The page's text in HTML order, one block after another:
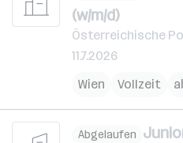
(w/m/d)
Österreichische
11.7.2026
Wien
Vollzeit
Abgelaufen